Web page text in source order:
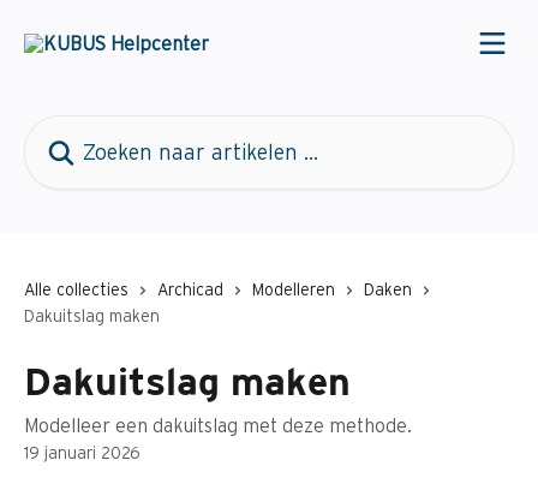
Alle collecties Archicad Modelleren
Daken
Dakuitslag maken
Dakuitslag maken
Modelleer een dakuitslag met deze methode.
19 januari 2026